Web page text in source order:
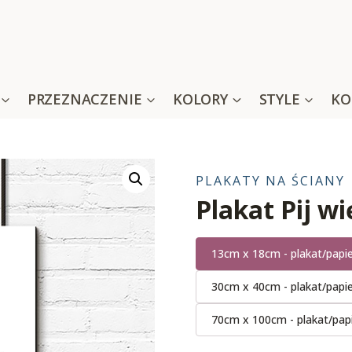
PRZEZNACZENIE KOLORY STYLE
PLAKATY NA ŚCIANY
Plakat Pij
13cm x 18cm - plakat/
30cm x 40cm - plakat/
70cm x 100cm - plakat/